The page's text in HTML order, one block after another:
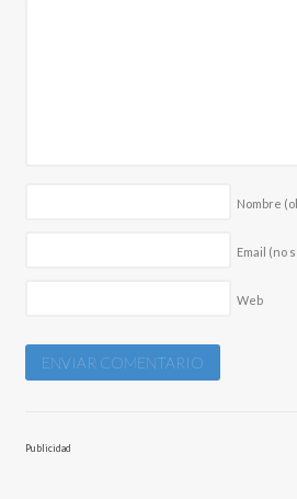
Nombre
Email (no
Web
Publicidad